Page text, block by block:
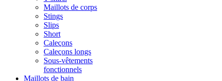
Maillots de corps
Stings
Slips
Short
Caleçons
Caleçons longs
Sous-vêtements
fonctionnels
Maillots de bain